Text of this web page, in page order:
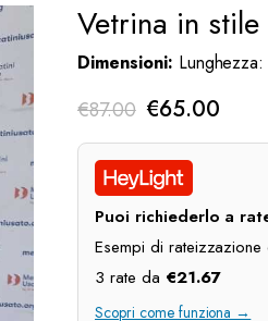
Vetrina in
Dimensioni:
€87.00 Il
prezzo
originale
era:
€87.00.
€65.00Il
è:
Puoi richiederlo a
Esempi di rateizzazione
3 rate da €21.67
Scopri come funziona →